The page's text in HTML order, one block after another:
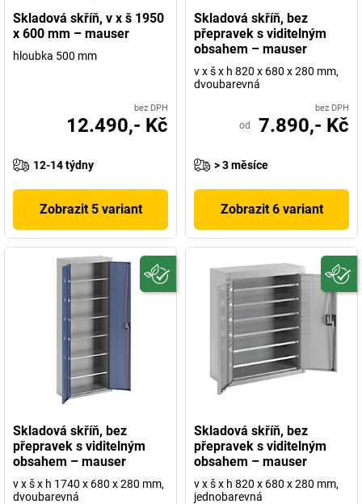
Skladová skříň, v x š 1950
x 600 mm – mauser
hloubka 500 mm
bez DPH
12.490,- Kč
12-14 týdny
Zobrazit 5 variant
Skladová skříň, bez
přepravek s viditelným
obsahem – mauser
v x š x h 820 x 680 x 280 mm,
dvoubarevná
bez DPH
od 7.890,- Kč
> 3 měsíce
Zobrazit 6 variant
Skladová skříň, bez
přepravek s viditelným
obsahem – mauser
v x š x h 1740 x 680 x 280 mm,
dvoubarevná
Skladová skříň, bez
přepravek s viditelným
obsahem – mauser
v x š x h 820 x 680 x 280 mm,
jednobarevná